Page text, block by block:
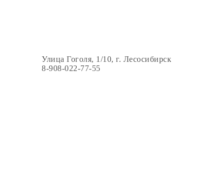
Улица Гоголя, 1/10, г. Лесосибирск
8-908-022-77-55